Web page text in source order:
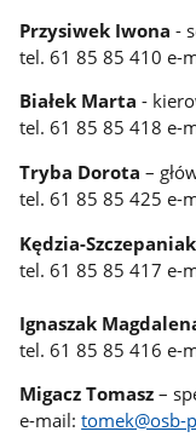
Przysiwek Iwona-
tel. 61 85 85 410 e-
Białek Marta -
tel. 61 85 85 418 e-
Tryba Dorota –
tel. 61 85 85 425 e-
Kędzia-
tel. 61 85 85 417 e-
Ignaszak
tel. 61 85 85 416 e-
Migacz Tomasz –
e-mail:tomek@osb-